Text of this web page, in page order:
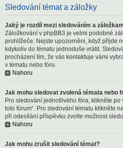
Sledování témat a záložky
Jaký je rozdíl mezi sledováním a
Záložkování v phpBB3 je velmi podobné
prohlížeče. Nejste upozorněni, když přijde
kdykoliv do tématu jednoduše vrátit.
procházení tím, že vás kontaktuje vámi
v tématu nebo fóru.
Nahoru
Jak mohu sledovat zvolená témata nebo
Pro sledování jednotlivého fóra, klikněte
toto fórum“. Pro sledování tématu klikněte
při odesílání příspěvku zvolte možnost
Nahoru
Jak mohu zrušit sledování témat?